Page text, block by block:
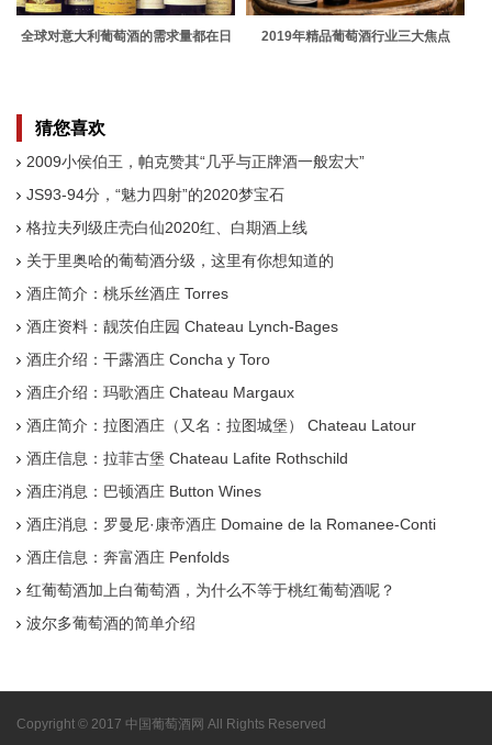
全球对意大利葡萄酒的需求量都在日
2019年精品葡萄酒行业三大焦点
猜您喜欢
2009小侯伯王，帕克赞其“几乎与正牌酒一般宏大”
JS93-94分，“魅力四射”的2020梦宝石
格拉夫列级庄壳白仙2020红、白期酒上线
关于里奥哈的葡萄酒分级，这里有你想知道的
酒庄简介：桃乐丝酒庄 Torres
酒庄资料：靓茨伯庄园 Chateau Lynch-Bages
酒庄介绍：干露酒庄 Concha y Toro
酒庄介绍：玛歌酒庄 Chateau Margaux
酒庄简介：拉图酒庄（又名：拉图城堡） Chateau Latour
酒庄信息：拉菲古堡 Chateau Lafite Rothschild
酒庄消息：巴顿酒庄 Button Wines
酒庄消息：罗曼尼·康帝酒庄 Domaine de la Romanee-Conti
酒庄信息：奔富酒庄 Penfolds
红葡萄酒加上白葡萄酒，为什么不等于桃红葡萄酒呢？
波尔多葡萄酒的简单介绍
Copyright © 2017 中国葡萄酒网 All Rights Reserved